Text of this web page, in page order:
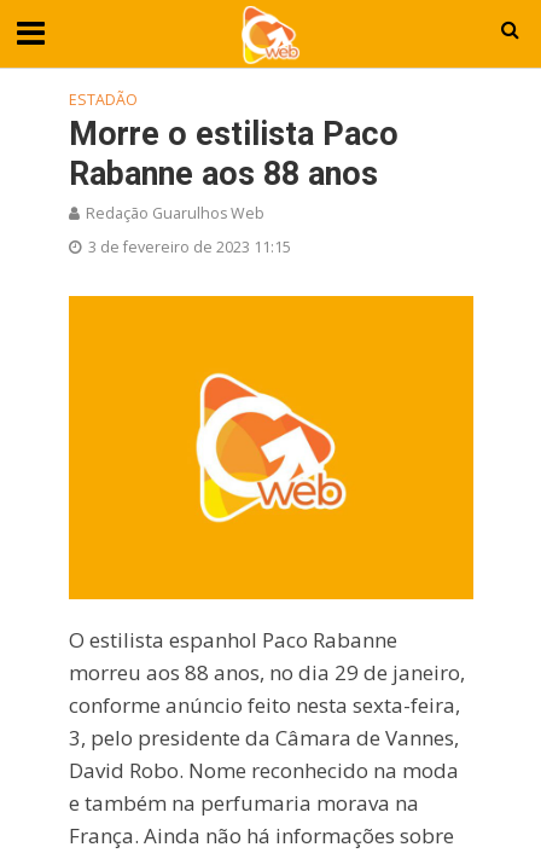
ESTADÃO
Morre o estilista Paco
Rabanne aos 88 anos
Redação Guarulhos Web
3 de fevereiro de 2023 11:15
O estilista espanhol Paco Rabanne
morreu aos 88 anos, no dia 29 de janeiro,
conforme anúncio feito nesta sexta-feira,
3, pelo presidente da Câmara de Vannes,
David Robo. Nome reconhecido na moda
e também na perfumaria morava na
França. Ainda não há informações sobre